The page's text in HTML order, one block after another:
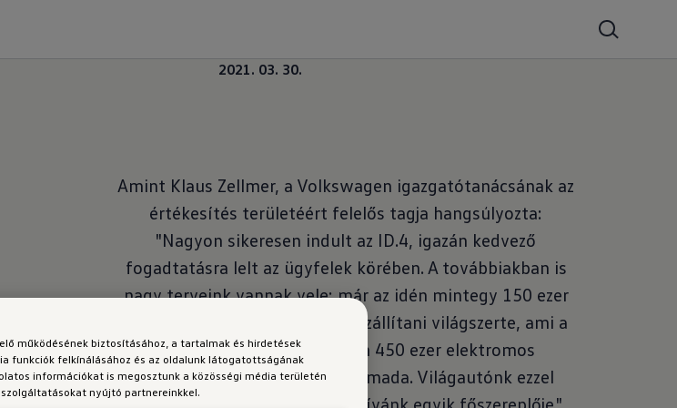
2021. 03. 30.
Amint Klaus Zellmer, a Volkswagen igazgatótanácsának az
értékesítés területéért felelős tagja hangsúlyozta:
"Nagyon sikeresen indult az ID.4, igazán kedvező
fogadtatásra lelt az ügyfelek körében. A továbbiakban is
nagy terveink vannak vele: már az idén mintegy 150 ezer
ID.4 modellünket tervezzük kiszállítani világszerte, ami a
2021-re tervezett összesen 450 ezer elektromos
hajtásrendszerű gépkocsi harmada. Világautónk ezzel
felgyorsult elektromos offenzívánk egyik főszereplője."
működésének biztosításához, a tartalmak és hirdetések
funkciók felkínálásához és az oldalunk látogatottságának
információkat is megosztunk a közösségi média területén
nyújtó partnereinkkel.